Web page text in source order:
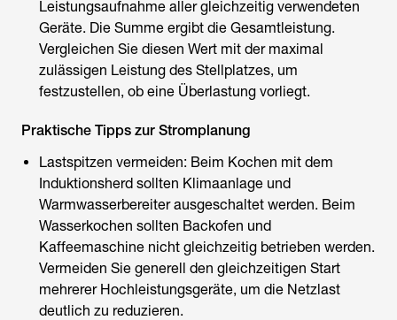
Leistungsaufnahme aller gleichzeitig verwendeten
Geräte. Die Summe ergibt die Gesamtleistung.
Vergleichen Sie diesen Wert mit der maximal
zulässigen Leistung des Stellplatzes, um
festzustellen, ob eine Überlastung vorliegt.
Praktische Tipps zur Stromplanung
Lastspitzen vermeiden: Beim Kochen mit dem
Induktionsherd sollten Klimaanlage und
Warmwasserbereiter ausgeschaltet werden. Beim
Wasserkochen sollten Backofen und
Kaffeemaschine nicht gleichzeitig betrieben werden.
Vermeiden Sie generell den gleichzeitigen Start
mehrerer Hochleistungsgeräte, um die Netzlast
deutlich zu reduzieren.